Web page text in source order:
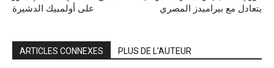
على أولمبيك الدشيرة
يتعادل مع بيراميدز المصري
ARTICLES CONNEXES PLUS DE L'AUTEUR